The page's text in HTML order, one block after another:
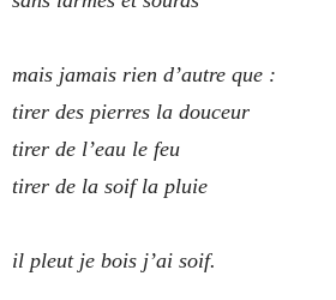
mais jamais rien d’autre que :
tirer des pierres la douceur
tirer de l’eau le feu
tirer de la soif la pluie
il pleut je bois j’ai soif.